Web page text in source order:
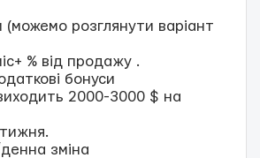
(можемо розглянути варіант
% від продажу .
бонуси
2000-3000 $ на
зміна